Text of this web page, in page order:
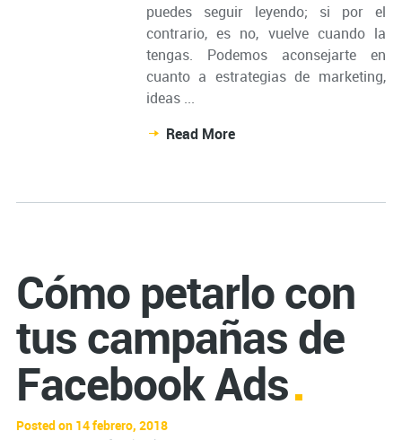
puedes seguir leyendo; si por el
contrario, es no, vuelve cuando la
tengas. Podemos aconsejarte en
cuanto a estrategias de marketing,
ideas ...
Read More
Cómo petarlo con
tus campañas de
Facebook Ads
Posted on 14 febrero, 2018